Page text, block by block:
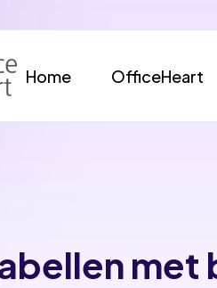
Home OfficeHeart